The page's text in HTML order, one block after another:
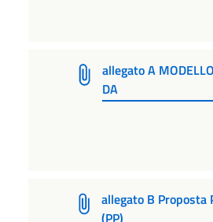
allegato A
DA
allegato B Proposta
(PP)